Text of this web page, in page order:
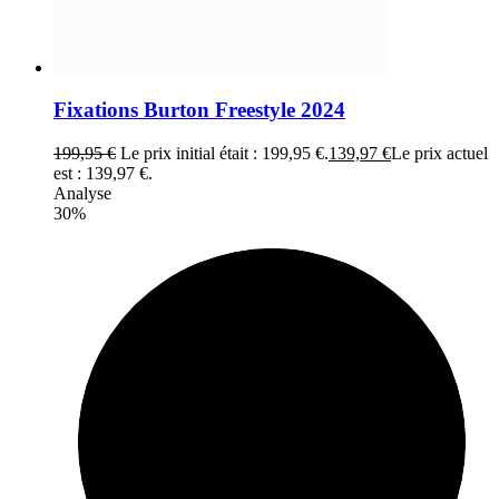
Fixations Burton Freestyle 2024
199,95€ Le prix initial était : 199,95 €.139,97 €Le prix actuel
est : 139,97 €.
Analyse
30%